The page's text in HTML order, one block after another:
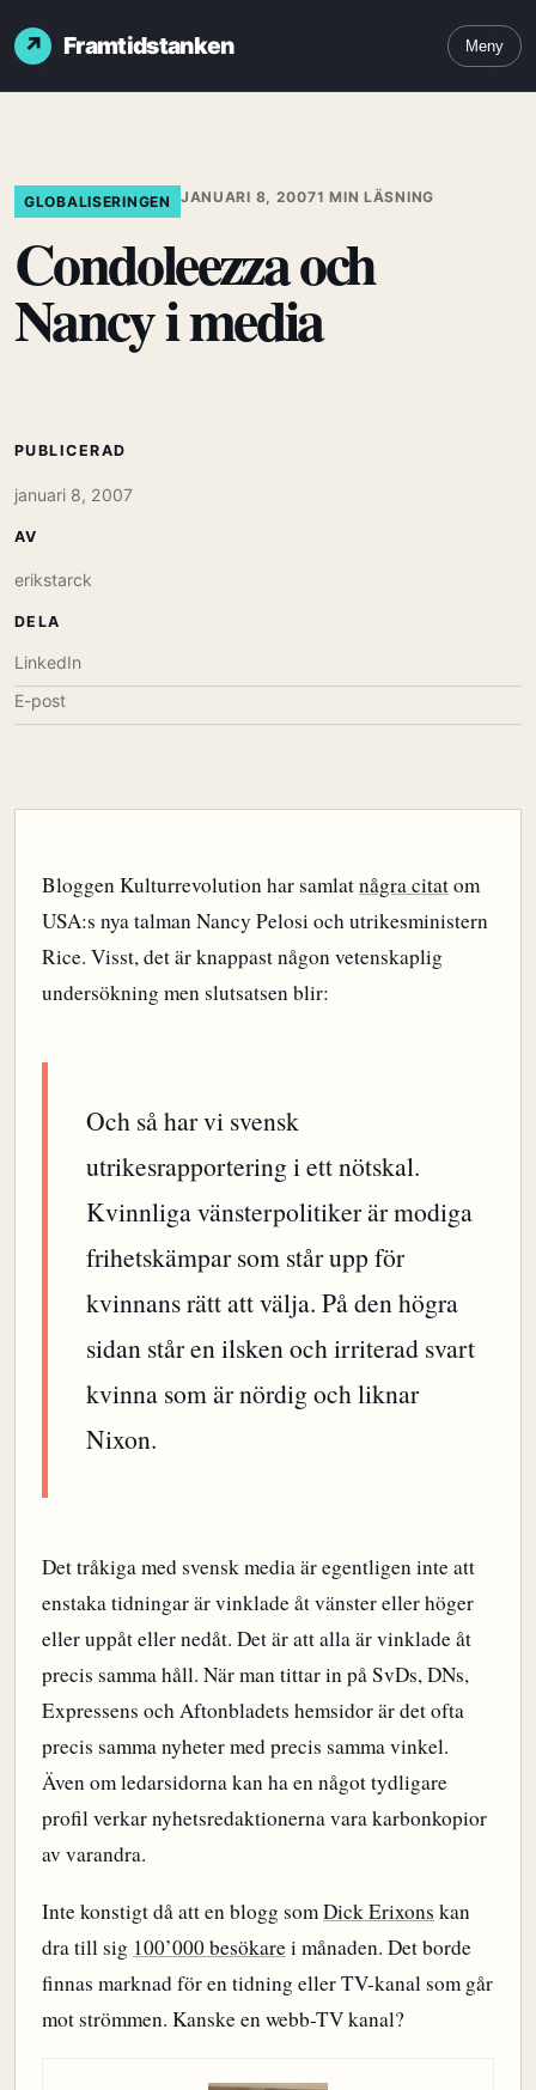
Framtidstanken Meny
GLOBALISERINGEN JANUARI 8, 20071 MIN LÄSNING
Condoleezza och
Nancy i media
Bloggen Kulturrevolution har samlatnågra citatom
USA:s nya talman Nancy Pelosi och utrikesministern
Rice. Visst, det är knappast någon vetenskaplig
undersökning men slutsatsen blir:
Och så har vi svensk
utrikesrapportering i ett nötskal.
Kvinnliga vänsterpolitiker är modiga
frihetskämpar som står upp för
kvinnans rätt att välja. På den högra
sidan står en ilsken och irriterad svart
kvinna som är nördig och liknar
Nixon.
Det tråkiga med svensk media är egentligen inte att
enstaka tidningar är vinklade åt vänster eller höger
eller uppåt eller nedåt. Det är att alla är vinklade åt
precis samma håll. När man tittar in på SvDs, DNs,
Expressens och Aftonbladets hemsidor är det ofta
precis samma nyheter med precis samma vinkel.
Även om ledarsidorna kan ha en något tydligare
profil verkar nyhetsredaktionerna vara karbonkopior
av varandra.
Inte konstigt då att en blogg somDick Erixons kan
dra till sig 100’000 besökarei månaden. Det borde
finnas marknad för en tidning eller TV-kanal som går
mot strömmen. Kanske en webb-TV kanal?
PUBLICERAD
januari 8, 2007
AV
erikstarck
DELA
LinkedIn
E-post